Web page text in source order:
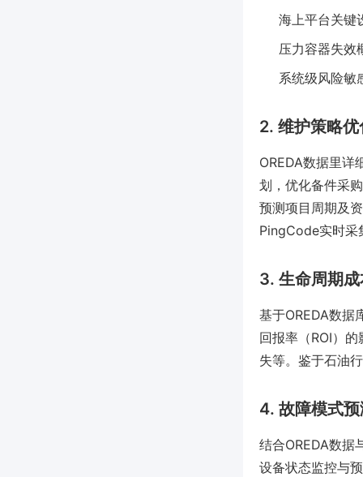
海上平台关键
压力容器失效
系统级风险敏
2. 维护策略
OREDA数据里详
划，优化备件采
预测项目周期及
PingCode实时采
3. 生命周期
基于OREDA数据
回报率（ROI）
失等。鉴于石油
4. 故障模式
结合OREDA数据
设备状态监控与